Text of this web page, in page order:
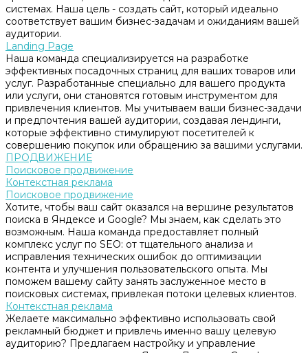
системах. Наша цель - создать сайт, который идеально
соответствует вашим бизнес-задачам и ожиданиям вашей
аудитории.
Landing Page
Наша команда специализируется на разработке
эффективных посадочных страниц для ваших товаров или
услуг. Разработанные специально для вашего продукта
или услуги, они становятся готовым инструментом для
привлечения клиентов. Мы учитываем ваши бизнес-задачи
и предпочтения вашей аудитории, создавая лендинги,
которые эффективно стимулируют посетителей к
совершению покупок или обращению за вашими услугами.
ПРОДВИЖЕНИЕ
Поисковое продвижение
Контекстная реклама
Поисковое продвижение
Хотите, чтобы ваш сайт оказался на вершине результатов
поиска в Яндексе и Google? Мы знаем, как сделать это
возможным. Наша команда предоставляет полный
комплекс услуг по SEO: от тщательного анализа и
исправления технических ошибок до оптимизации
контента и улучшения пользовательского опыта. Мы
поможем вашему сайту занять заслуженное место в
поисковых системах, привлекая потоки целевых клиентов.
Контекстная реклама
Желаете максимально эффективно использовать свой
рекламный бюджет и привлечь именно вашу целевую
аудиторию? Предлагаем настройку и управление